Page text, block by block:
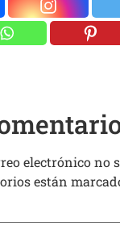
electrónico no
están